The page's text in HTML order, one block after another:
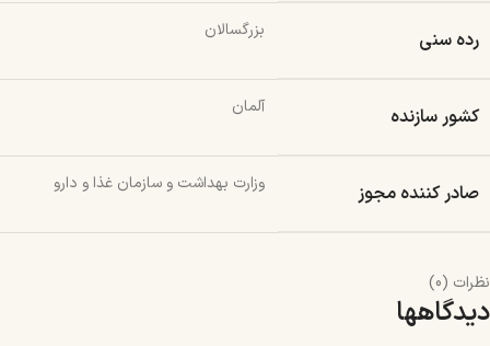
رده سنی بزرگسالان
کشور سازنده آلمان
صادر کننده مجوز وزارت بهداشت و سازمان غذا و دارو
نظرات (0)
دیدگاهها